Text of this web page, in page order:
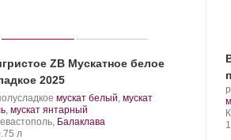
ZB Мускатное белое
2025
.
Сорт
винограда:
мускат белый,мускат
,мускат янтарный
Балаклава
л